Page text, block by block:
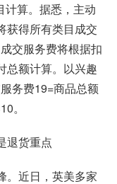
计算。据悉，主动
获得所有类目成交
交服务费将根据扣
总额计算。以兴趣
务费19=商品总额
。
退货重点
。近日，英美多家